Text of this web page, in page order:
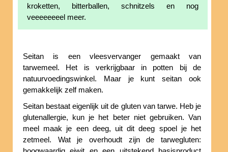
kroketten, bitterballen, schnitzels en nog
veeeeeeeel meer.
Seitan is een vleesvervanger gemaakt van
tarwemeel. Het is verkrijgbaar in potten bij de
natuurvoedingswinkel. Maar je kunt seitan ook
gemakkelijk zelf maken.
Seitan bestaat eigenlijk uit de gluten van tarwe. Heb je
glutenallergie, kun je het beter niet gebruiken. Van
meel maak je een deeg, uit dit deeg spoel je het
zetmeel. Wat je overhoudt zijn de tarwegluten: